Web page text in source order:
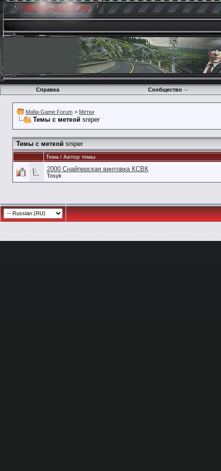
Справка Сообщество
Mafia-Game Forum > Метки
Темы с меткой sniper
Темы с меткой sniper
Тема / Автор темы
2000 Снайперская винтовка КСВК
Tosyk